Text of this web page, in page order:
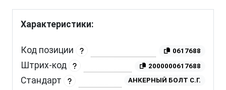
Характеристики:
Код позиции 0617688
Штрих-код 2000000617688
Стандарт АНКЕРНЫЙ БОЛТ С.Г.